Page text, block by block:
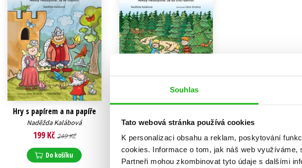
Souhlas
Tato webová stránka používá cookies
K personalizaci obsahu a reklam, poskytování
cookies. Informace o tom, jak náš web
Partneři mohou zkombinovat tyto údaje s dalšími
Hry s papírem a na papíře
Naděžda Kalábová
199 Kč 249 Kč
Do košíku
Naděžda Kalábová
159 Kč199 Kč
Do košíku